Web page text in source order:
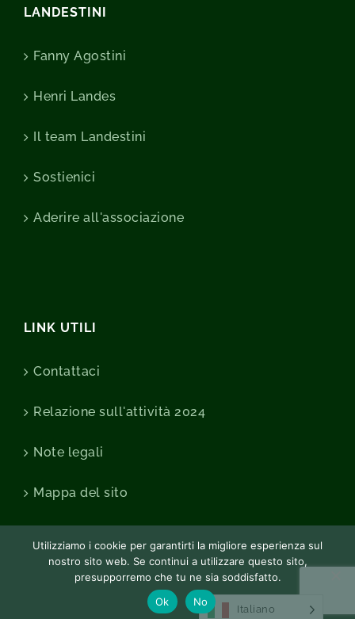
LANDESTINI
Fanny Agostini
Henri Landes
Il team Landestini
Sostienici
Aderire all'associazione
LINK UTILI
Contattaci
Relazione sull'attività 2024
Note legali
Mappa del sito
Utilizziamo i cookie per garantirti la migliore esperienza sul
nostro sito web. Se continui a utilizzare questo sito,
presupporremo che tu ne sia soddisfatto.
Ok
No
Italiano